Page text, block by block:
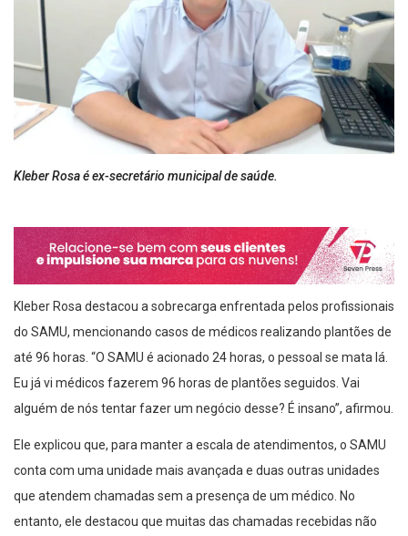
Kleber Rosa é ex-secretário municipal de saúde.
Kleber Rosa destacou a sobrecarga enfrentada pelos profissionais
do SAMU, mencionando casos de médicos realizando plantões de
até 96 horas. “O SAMU é acionado 24 horas, o pessoal se mata lá.
Eu já vi médicos fazerem 96 horas de plantões seguidos. Vai
alguém de nós tentar fazer um negócio desse? É insano”, afirmou.
conta com uma unidade mais avançada e duas outras unidades
que atendem chamadas sem a presença de um médico. No
entanto, ele destacou que muitas das chamadas recebidas não
necessitam de atendimento emergencial, sobrecarregando o